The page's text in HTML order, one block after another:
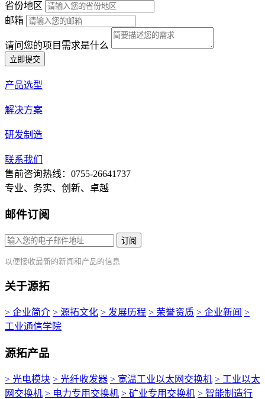
省份地区
邮箱
请问您的项目需求是什么
立即提交
产品选型
解决方案
研发制造
联系我们
售前咨询热线：0755-26641737
专业、务实、创新、卓越
邮件订阅
订阅
以便接收最新的新闻和产品的信息
关于源拓
> 企业简介 > 源拓文化 > 发展历程 > 荣誉资质 > 企业新闻 >
工业通信学院
源拓产品
> 光电模块 > 光纤收发器 > 宽温工业以太网交换机 > 工业以太
网交换机 > 电力专用交换机 > 矿业专用交换机 > 智能制造行